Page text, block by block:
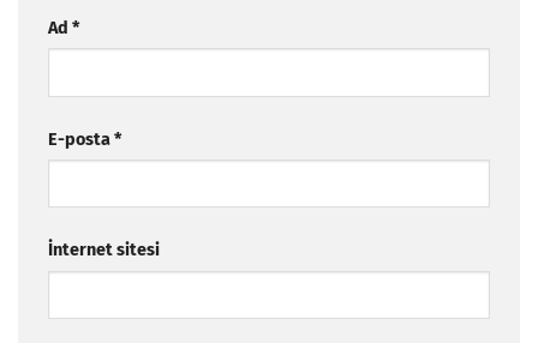
Ad *
E-posta*
İnternet sitesi